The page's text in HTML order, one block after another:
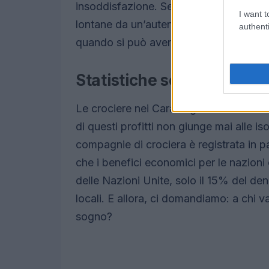
I want
insoddisfazione. Senza contare che
lontane da un’autentica esperienza
quando si può avere l’originale?
Statistiche scomode e
Le crociere nei Caraibi generano un
di questi profitti non giunge mai alle
compagnie di crociera è registrata in
che i benefici economici per le
delle Nazioni Unite, solo il 15% del
locali. E allora, ci domandiamo: a chi
sogno?